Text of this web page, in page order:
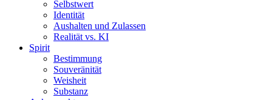
Selbstwert
Identität
Aushalten und Zulassen
Realität vs. KI
Spirit
Bestimmung
Souveränität
Weisheit
Substanz